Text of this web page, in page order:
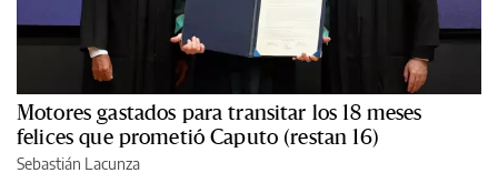
Motores gastados para transitar los 18 meses
felices que prometió Caputo (restan 16)
Sebastián Lacunza